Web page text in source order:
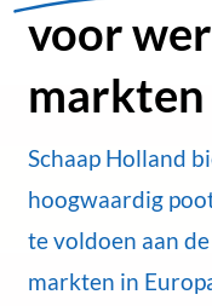
voor
markten
Schaap Holland
hoogwaardig
te voldoen aan
markten in